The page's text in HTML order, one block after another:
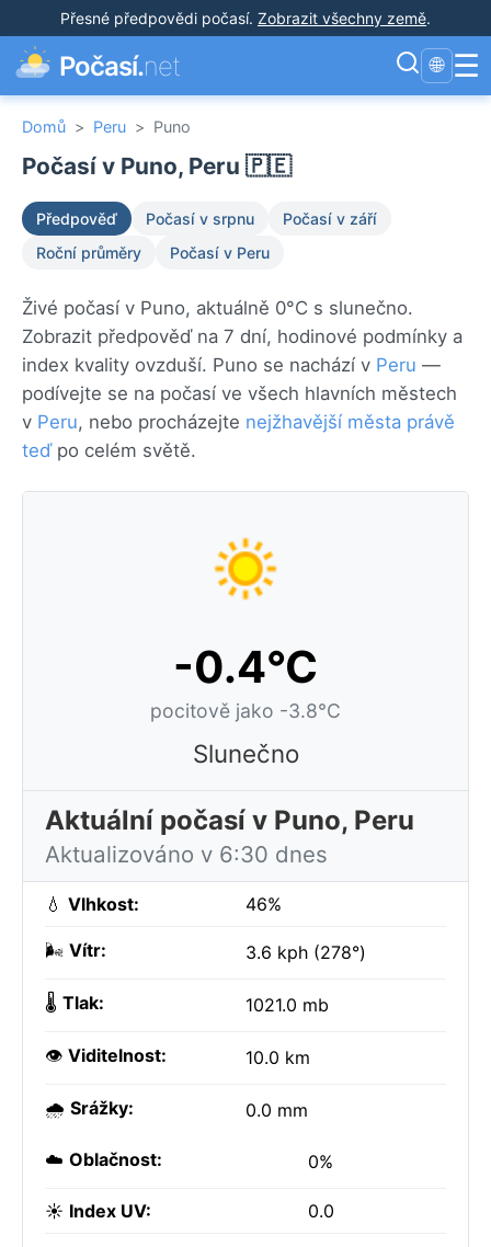
Přesné předpovědi počasí. Zobrazit všechny země.
Počasí.net 🌐 ☰
Domů > Peru > Puno
Počasí v Puno, Peru 🇵🇪
Předpověď Počasí v srpnu
Počasí v září
Roční průměry
Počasí v Peru
Živé počasí v Puno, aktuálně 0°C s slunečno.
Zobrazit předpověď na 7 dní, hodinové podmínky a
index kvality ovzduší. Puno se nachází v Peru —
podívejte se na počasí ve všech hlavních městech
v Peru, nebo procházejte nejžhavější města právě
teďpo celém světě.
-0.4°C
pocitově jako -3.8°C
Slunečno
Aktuální počasí v Puno, Peru
Aktualizováno v 6:30 dnes
💧 Vlhkost: 46%
🌬️ Vítr: 3.6 kph (278°)
🌡️ Tlak: 1021.0 mb
👁️ Viditelnost: 10.0 km
🌧️ Srážky: 0.0 mm
☁️ Oblačnost: 0%
☀️ Index UV: 0.0